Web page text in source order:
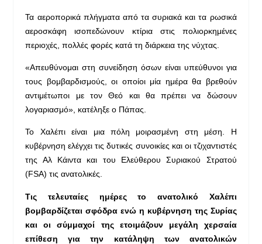
Τα αεροπορικά πλήγματα από τα συριακά και τα ρωσικά
αεροσκάφη ισοπεδώνουν κτίρια στις πολιορκημένες
περιοχές, πολλές φορές κατά τη διάρκεια της νύχτας.
«Απευθύνομαι στη συνείδηση όσων είναι υπεύθυνοι για
τους βομβαρδισμούς, οι οποίοι μία ημέρα θα βρεθούν
αντιμέτωποι με τον Θεό και θα πρέπει να δώσουν
λογαριασμό», κατέληξε ο Πάπας.
Το Χαλέπι είναι μια πόλη μοιρασμένη στη μέση. Η
κυβέρνηση ελέγχει τις δυτικές συνοικίες και οι τζιχαντιστές
της Αλ Κάιντα και του Ελεύθερου Συριακού Στρατού
(FSA) τις ανατολικές.
Τις τελευταίες ημέρες το ανατολικό Χαλέπι
βομβαρδίζεται σφόδρα ενώ η κυβέρνηση της Συρίας
και οι σύμμαχοί της ετοιμάζουν μεγάλη χερσαία
επίθεση για την κατάληψη των ανατολικών